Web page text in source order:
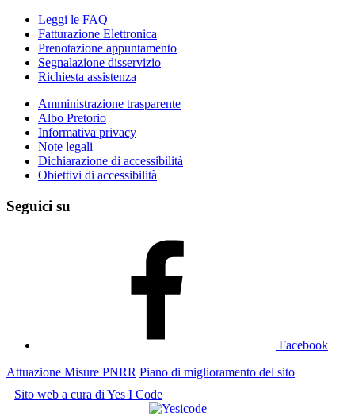
Leggi le FAQ
Fatturazione Elettronica
Prenotazione appuntamento
Segnalazione disservizio
Richiesta assistenza
Amministrazione trasparente
Albo Pretorio
Informativa privacy
Note legali
Dichiarazione di accessibilità
Obiettivi di accessibilità
Seguici su
Facebook
Attuazione Misure PNRR Piano di miglioramento del sito
Sito web a cura di Yes I Code